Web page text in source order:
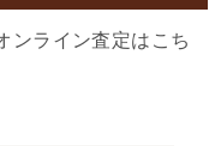
ンライン査定はこち